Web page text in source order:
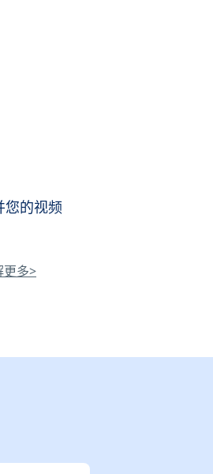
您的视频
更多>